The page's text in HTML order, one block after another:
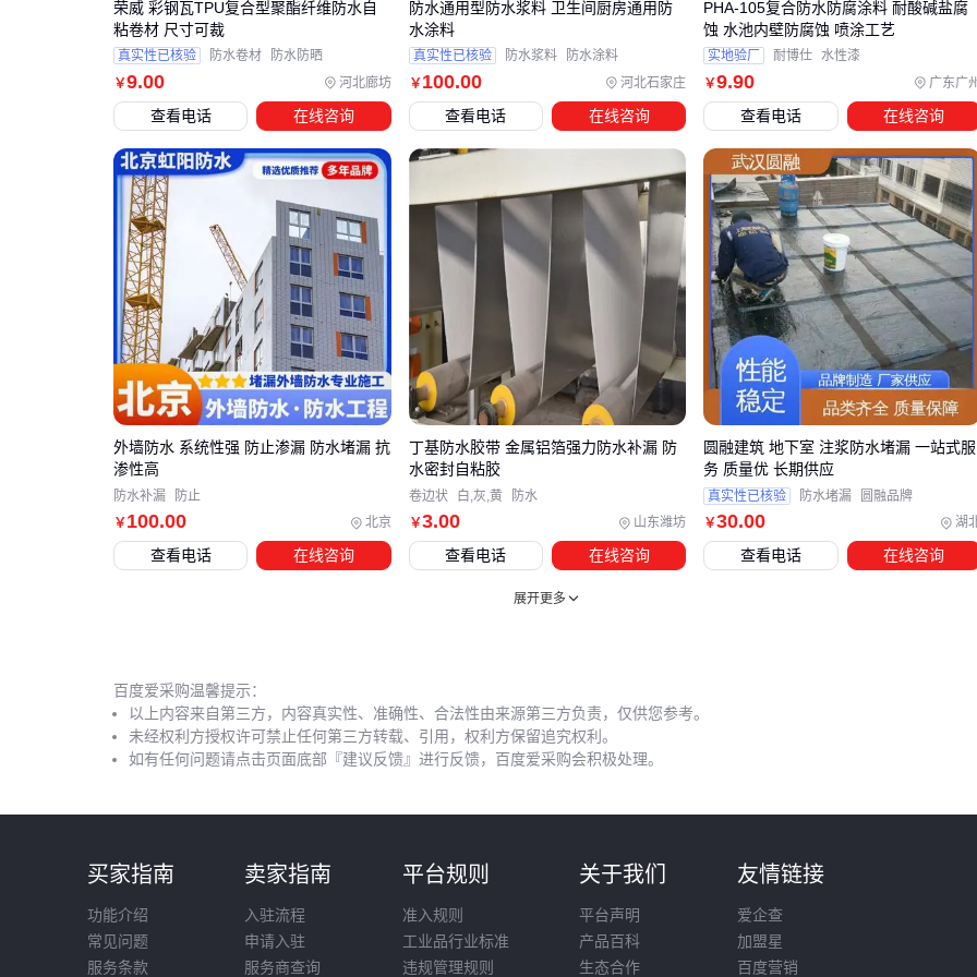
采购防水材料只是第一步，实际施工中常因忽略配套设备而影
响整体效果。例如，基层处理不彻底会导致防水层附着力下
降，此时需要专用的
或冷底油来增强粘结。
对于卷材类防水，裁切精度直接影响接缝密封性，配备专业的
GB328裁切模具 能显著提升施工效率。
三类关键配套设备需提前规划：
预处理工具：如基层打磨机、 环氧研磨机
，确保表面平整
施工辅助设备：
防水涂料搅拌器 、 防水胶枪
等保证材料
均匀应用
测试仪器：
气密性防水测试仪 或IP67防水测试仪
用于验
收阶段
特别是修补环节，临时发现的裂缝或砂眼需要快速处理。柔性
防水修补膏
既能填补不规则缝隙，又具备抗剥离特性，比普
通填缝材料更适合动态接缝。
这些配套投入看似增加成本，实则能避免主材浪费和返工风
险。建议根据施工体量提前列好耗材清单，尤其注意需要固化
湿环境施工时，普通手套易打滑且吸水后丧失防护性，专用
水施工手套
不仅能防触电，其耐磨表层还可重复使用。
清洁时使用强酸强碱清洁剂，加速材料腐蚀
在已施工区域随意钻孔打钉，破坏整体密封性
对于屋顶等暴露部位，建议每年雨季前检查一次，重点查看接
缝和管道根部。发现起鼓或裂纹时，应优先选用与原防水层相
￥9.00 河北廊坊
荣威 彩钢瓦TPU复合型聚酯纤维防水自
粘卷材 尺寸可裁
真实性已核验 防水卷材 防水防晒
查看电话 在线咨询
￥100.00 河北石家庄
防水通用型防水浆料 卫生间厨房通用防
水涂料
真实性已核验 防水浆料 防水涂料
查看电话 在线咨询
￥9.90 广东广
PHA-105复合防水防腐涂料 耐酸碱盐腐
蚀 水池内壁防腐蚀 喷涂工艺
实地验厂 耐博仕 水性漆
查看电话 在线咨询
￥ 100.00 北京
外墙防水 系统性强 防止渗漏 防水堵漏 抗
渗性高
防水补漏 防止
查看电话 在线咨询
￥3.00 山东潍坊
丁基防水胶带 金属铝箔强力防水补漏 防
水密封自粘胶
卷边状 白,灰,黄 防水
查看电话 在线咨询
￥30.00 湖
圆融建筑 地下室 注浆防水堵漏 一站式服
务 质量优 长期供应
真实性已核验 防水堵漏 圆融品牌
查看电话 在线咨询
展开更多
百度爱采购温馨提示：
以上内容来自第三方，内容真实性、准确性、合法性由来源第三方负责，仅供您参考。
未经权利方授权许可禁止任何第三方转载、引用，权利方保留追究权利。
如有任何问题请点击页面底部『建议反馈』进行反馈，百度爱采购会积极处理。
买家指南
功能介绍
常见问题
服务条款
卖家指南
入驻流程
申请入驻
服务商查询
平台规则
准入规则
工业品行业标准
违规管理规则
关于我们
平台声明
产品百科
生态合作
友情链接
爱企查
加盟星
百度营销